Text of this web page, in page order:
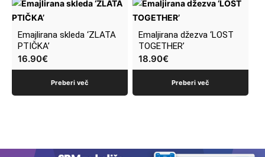
Emajlirana skleda ‘ZLATA
PTIČKA’
16.90€
Preberi več
Emaljirana džezva ‘LOST
TOGETHER’
18.90€
Preberi več